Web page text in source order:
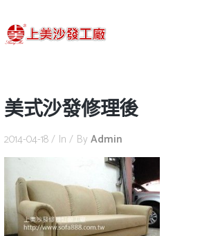
美式沙發修理後
2014-04-18 In By Admin